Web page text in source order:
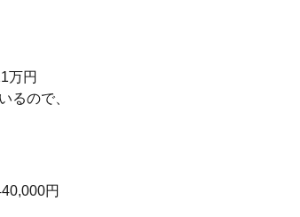
万円
るので、
円